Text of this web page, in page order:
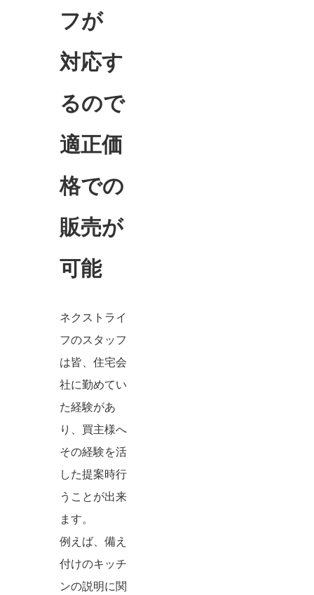
フが
対応す
るので
適正価
格での
販売が
可能
ネクストライ
フのスタッフ
は皆、住宅会
社に勤めてい
た経験があ
り、買主様へ
その経験を活
した提案時行
うことが出来
ます。
例えば、備え
付けのキッチ
ンの説明に関